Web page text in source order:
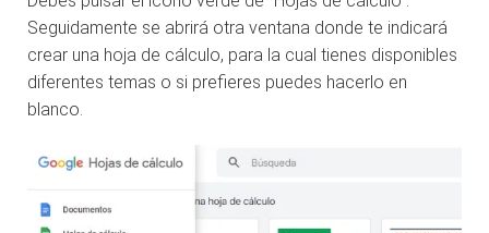
Seguidamente se abrirá otra ventana donde te indicará
crear una hoja de cálculo, para la cual tienes disponibles
diferentes temas o si prefieres puedes hacerlo en
blanco.